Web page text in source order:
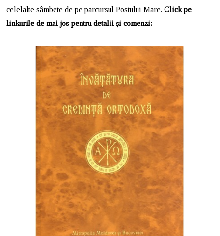
celelalte sâmbete de pe parcursul Postului Mare.Click pe
linkurile de mai jos pentru detalii și comenzi: